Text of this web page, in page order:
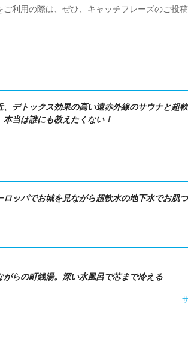
ご利用の際は、ぜひ、キャッチフレーズのご投
、デトックス効果の高い遠赤外線のサウナと超
本当は誰にも教えたくない！
ロッパでお城を見ながら超軟水の地下水でお肌
がらの町銭湯。深い水風呂で芯まで冷える